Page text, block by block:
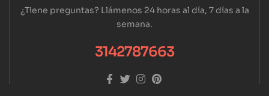
¿Tiene preguntas? Llámenos 24 horas al día, 7 días a la
semana.
3142787663